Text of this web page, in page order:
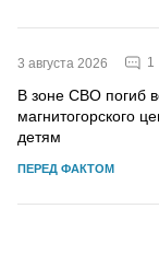
3 августа 2026 1
В зоне СВО погиб
магнитогорского
детям
ПЕРЕД ФАКТОМ